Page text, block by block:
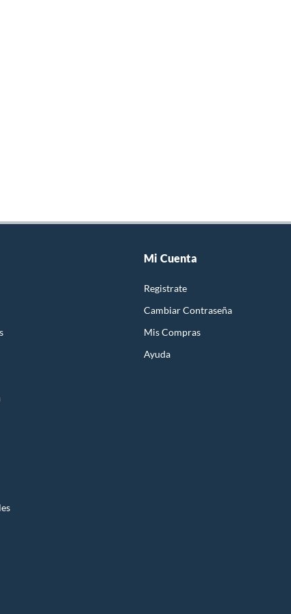
Mi Cuenta
Registrate
Cambiar Contraseña
Mis Compras
Ayuda